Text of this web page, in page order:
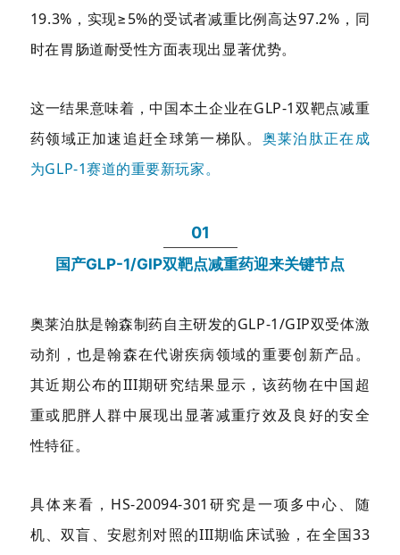
19.3%，实现≥5%的受试者减重比例高达97.2%，同
时在胃肠道耐受性方面表现出显著优势。
这一结果意味着，中国本土企业在GLP-1双靶点减重
药领域正加速追赶全球第一梯队。 奥莱泊肽正在成
为GLP-1赛道的重要新玩家。
01
国产GLP-1/GIP双靶点减重药迎来关键节点
奥莱泊肽是翰森制药自主研发的GLP-1/GIP双受体激
动剂，也是翰森在代谢疾病领域的重要创新产品。
其近期公布的III期研究结果显示，该药物在中国超
重或肥胖人群中展现出显著减重疗效及良好的安全
性特征。
具体来看，HS-20094-301研究是一项多中心、随
机、双盲、安慰剂对照的III期临床试验，在全国33